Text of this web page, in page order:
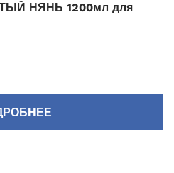
НЯНЬ 1200мл для